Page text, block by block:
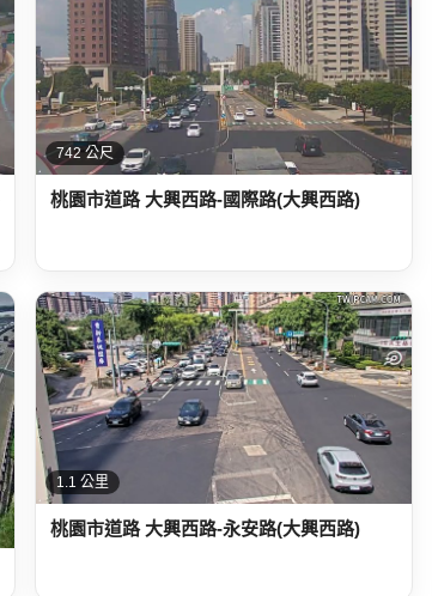
742 公尺
桃園市道路 大興西路-國際路(大興西路)
1.1 公里
桃園市道路 大興西路-永安路(大興西路)